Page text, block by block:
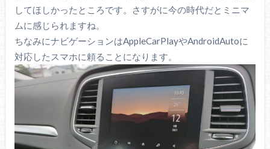
してほしかったところです。さすがに今の時代だとミニマ
ムに感じられますね。
ちなみにナビゲーションはAppleCarPlayやAndroidAutoに
対応したスマホに頼ることになります。